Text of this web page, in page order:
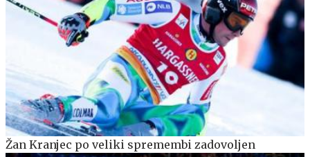
Žan Kranjec po veliki spremembi zadovoljen